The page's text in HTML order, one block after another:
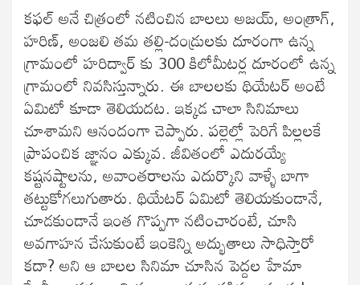
కఫల్ అనే చిత్రంలో నటించిన బాలలు అజయ్, అంత్రాగ్,
హరిణ్, అంజలి తమ తల్లి-దండ్రులకు దూరంగా ఉన్న
గ్రామంలో హరిద్వార్ కు 300 కిలోమీటర్ల దూరంలో ఉన్న
గ్రామంలో నివసిస్తున్నారు. ఈ బాలలకు థియేటర్ అంటే
ఏమిటో కూడా తెలియదట. ఇక్కడ చాలా సినిమాలు
చూశామని ఆనందంగా చెప్పారు. పల్లెల్లో పెరిగే పిల్లలకే
ప్రాపంచిక జ్ఞానం ఎక్కువ. జీవితంలో ఎదురయ్యే
కష్టనష్టాలను, అవాంతరాలను ఎదుర్కొని వాళ్ళే బాగా
తట్టుకోగలుగుతారు. థియేటర్ ఏమిటో తెలియకుండానే,
చూడకుండానే ఇంత గొప్పగా నటించారంటే, చూసి
అవగాహన చేసుకుంటే ఇంకెన్ని అద్భుతాలు సాధిస్తారో
కదా? అని ఆ బాలల సినిమా చూసిన పెద్దల హేమా